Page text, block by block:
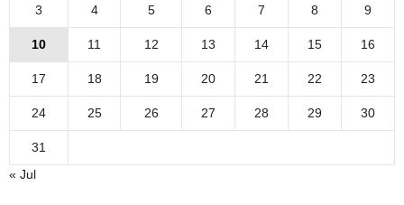
3 4 5 6 7 8 9
10 11 12 13 14 15 16
17 18 19 20 21 22 23
24 25 26 27 28 29 30
31
« Jul